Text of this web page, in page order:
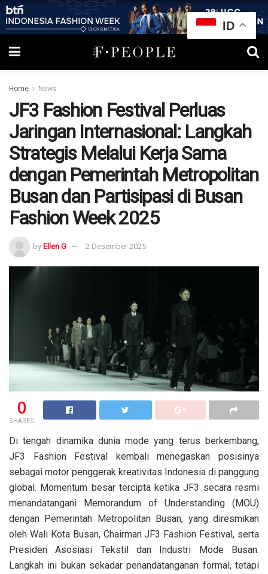
Home News
JF3 Fashion Festival Perluas
Jaringan Internasional: Langkah
Strategis Melalui Kerja Sama
dengan Pemerintah Metropolitan
Busan dan Partisipasi di Busan
Fashion Week 2025
by Ellen G 2 Desember 2025
0
SHARES
Di tengah dinamika dunia mode yang terus berkembang,
JF3 Fashion Festival kembali menegaskan posisinya
sebagai motor penggerak kreativitas Indonesia di panggung
global. Momentum besar tercipta ketika JF3 secara resmi
menandatangani Memorandum of Understanding (MOU)
dengan Pemerintah Metropolitan Busan, yang diresmikan
oleh Wali Kota Busan, Chairman JF3 Fashion Festival, serta
Presiden Asosiasi Tekstil dan Industri Mode Busan.
Langkah ini bukan sekadar penandatanganan formal, tetapi
ID